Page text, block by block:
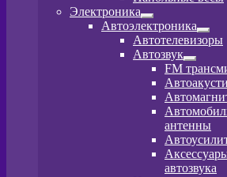
Электроника
Развернутое
вложенное
меню
Автоэлектроника
Автотелевизоры
Автозвук
меню
FM
антенны
автозвука